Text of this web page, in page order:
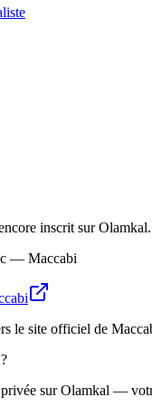
inscrit sur Olamkal.
— Maccabi
le site officiel de
sur Olamkal —